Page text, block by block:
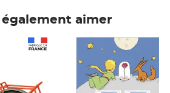
aimer
Prix 7,50€